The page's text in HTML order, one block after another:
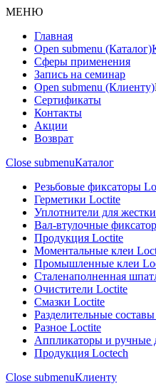
МЕНЮ
Главная
Open submenu (Каталог)
Сферы применения
Запись на семинар
Open submenu (Клиенту)
Сертификаты
Контакты
Акции
Возврат
Close submenuКаталог
Резьбовые фиксаторы
Герметики Loctite
Уплотнители для
Вал-втулочные
Продукция Loctite
Моментальные клеи
Промышленные клеи
Сталенаполненная
Очистители Loctite
Смазки Loctite
Разделительные
Разное Loctite
Аппликаторы и ручные
Продукция Loctech
Close submenuКлиенту